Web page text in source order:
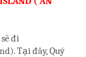
đi
Tại đây, Quý